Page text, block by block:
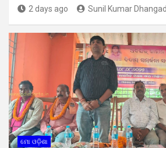
2 days ago Sunil Kumar
ମୋ ଓଡ଼ିଶା